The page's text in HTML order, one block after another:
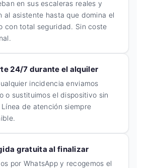
en sus escaleras reales y
al asistente hasta que domina el
con total seguridad. Sin coste
24/7 durante el alquiler
incidencia enviamos
o sustituimos el dispositivo sin
de atención siempre
gratuita al finalizar
por WhatsApp y recogemos el